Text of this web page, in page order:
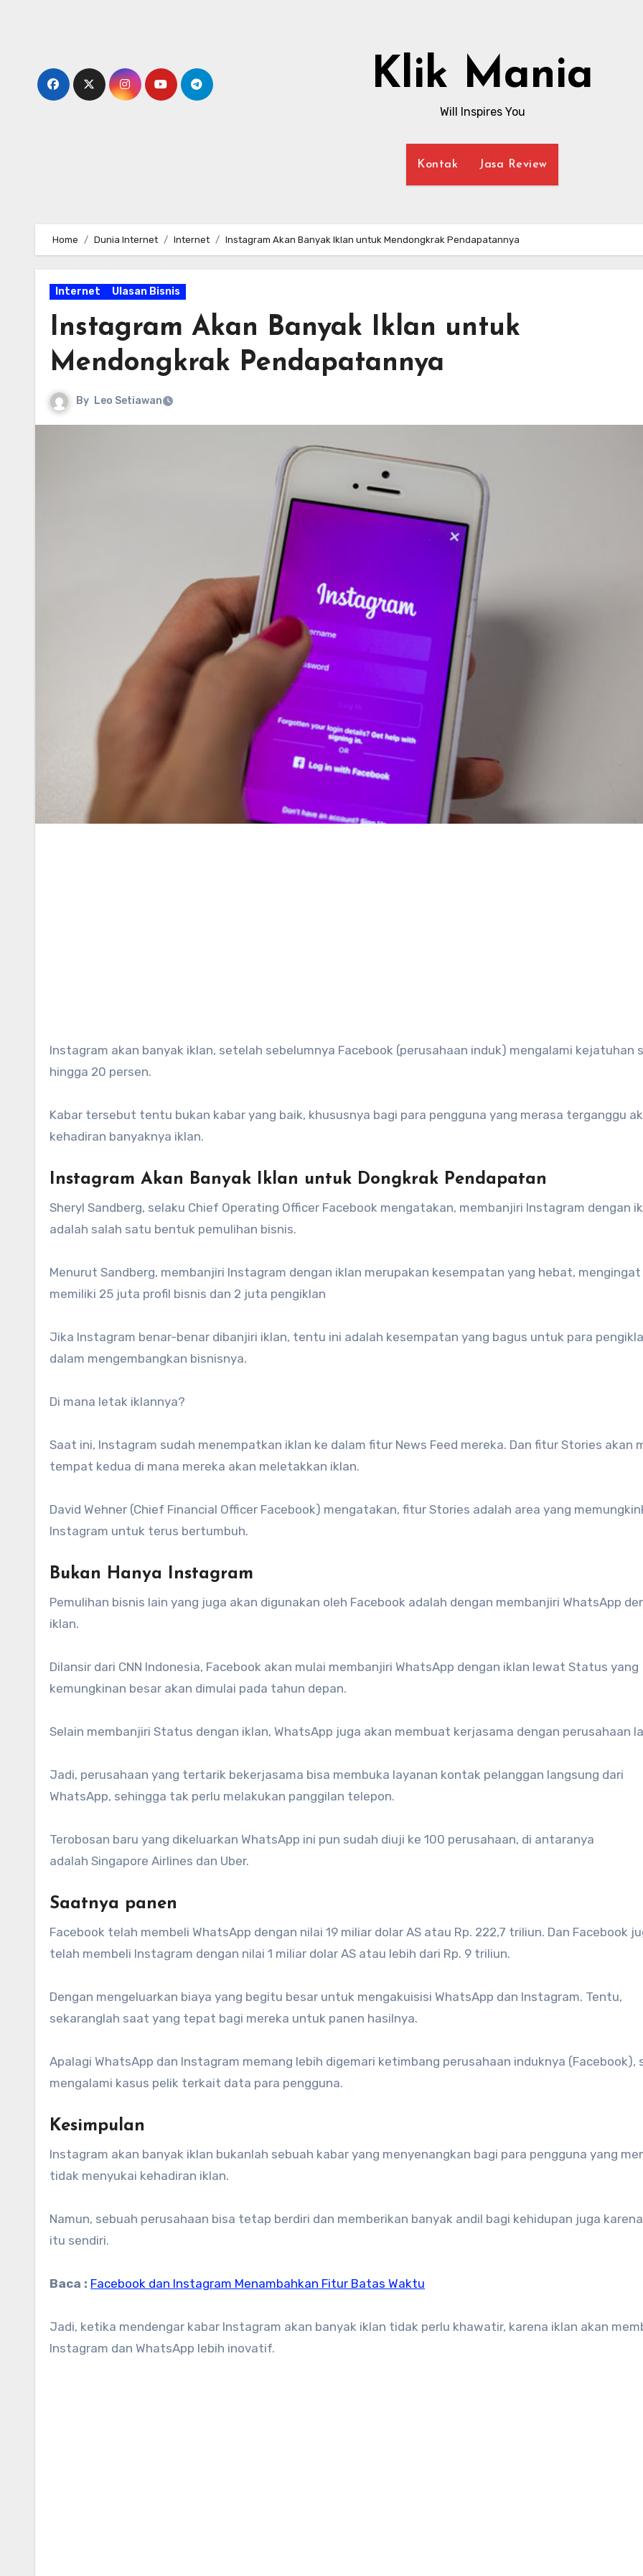
Klik Mania
Will Inspires You
Kontak Jasa Review
Home Dunia Internet Internet Instagram Akan Banyak Iklan untuk Mendongkrak Pendapatannya
Internet Ulasan Bisnis
Instagram Akan Banyak Iklan untuk
Mendongkrak Pendapatannya
By Leo Setiawan
Instagram akan banyak iklan, setelah sebelumnya Facebook (perusahaan induk) mengalami kejatuhan saham
hingga 20 persen.
Kabar tersebut tentu bukan kabar yang baik, khususnya bagi para pengguna yang merasa terganggu
kehadiran banyaknya iklan.
Instagram Akan Banyak Iklan untuk Dongkrak Pendapatan
Sheryl Sandberg, selaku Chief Operating Officer Facebook mengatakan, membanjiri Instagram dengan
adalah salah satu bentuk pemulihan bisnis.
Menurut Sandberg, membanjiri Instagram dengan iklan merupakan kesempatan yang hebat, mengingat
memiliki 25 juta profil bisnis dan 2 juta pengiklan
Jika Instagram benar-benar dibanjiri iklan, tentu ini adalah kesempatan yang bagus untuk para
dalam mengembangkan bisnisnya.
Di mana letak iklannya?
Saat ini, Instagram sudah menempatkan iklan ke dalam fitur News Feed mereka. Dan fitur Stories akan
tempat kedua di mana mereka akan meletakkan iklan.
David Wehner (Chief Financial Officer Facebook) mengatakan, fitur Stories adalah area yang
Instagram untuk terus bertumbuh.
Bukan Hanya Instagram
Pemulihan bisnis lain yang juga akan digunakan oleh Facebook adalah dengan membanjiri WhatsApp
iklan.
Dilansir dari CNN Indonesia, Facebook akan mulai membanjiri WhatsApp dengan iklan lewat Status yang
kemungkinan besar akan dimulai pada tahun depan.
Selain membanjiri Status dengan iklan, WhatsApp juga akan membuat kerjasama dengan perusahaan
Jadi, perusahaan yang tertarik bekerjasama bisa membuka layanan kontak pelanggan langsung dari
WhatsApp, sehingga tak perlu melakukan panggilan telepon.
Terobosan baru yang dikeluarkan WhatsApp ini pun sudah diuji ke 100 perusahaan, di antaranya
adalah Singapore Airlines dan Uber.
Saatnya panen
Facebook telah membeli WhatsApp dengan nilai 19 miliar dolar AS atau Rp. 222,7 triliun. Dan Facebook
telah membeli Instagram dengan nilai 1 miliar dolar AS atau lebih dari Rp. 9 triliun.
Dengan mengeluarkan biaya yang begitu besar untuk mengakuisisi WhatsApp dan Instagram. Tentu,
sekaranglah saat yang tepat bagi mereka untuk panen hasilnya.
Apalagi WhatsApp dan Instagram memang lebih digemari ketimbang perusahaan induknya (Facebook),
mengalami kasus pelik terkait data para pengguna.
Kesimpulan
Instagram akan banyak iklan bukanlah sebuah kabar yang menyenangkan bagi para pengguna yang
tidak menyukai kehadiran iklan.
Namun, sebuah perusahaan bisa tetap berdiri dan memberikan banyak andil bagi kehidupan juga
itu sendiri.
Baca : Facebook dan Instagram Menambahkan Fitur Batas Waktu
Jadi, ketika mendengar kabar Instagram akan banyak iklan tidak perlu khawatir, karena iklan akan
Instagram dan WhatsApp lebih inovatif.